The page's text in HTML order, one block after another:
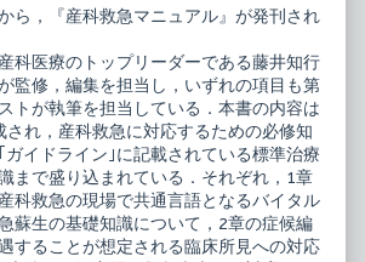
ら，『産科救急マニュアル』が発刊され
科医療のトップリーダーである藤井知行
監修，編集を担当し，いずれの項目も第
トが執筆を担当している．本書の内容は
され，産科救急に対応するための必修知
イドライン｣に記載されている標準治療
まで盛り込まれている．それぞれ，1章
科救急の現場で共通言語となるバイタル
蘇生の基礎知識について，2章の症候編
することが想定される臨床所見への対応